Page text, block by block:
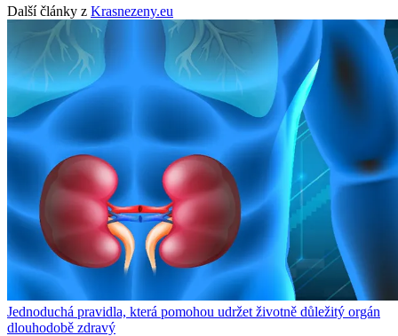
Další články z Krasnezeny.eu
Jednoduchá pravidla, která pomohou udržet životně důležitý orgán
dlouhodobě zdravý